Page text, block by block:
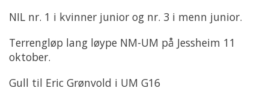
NIL nr. 1 i kvinner junior og nr. 3 i menn junior.
Terrengløp lang løype NM-UM på Jessheim 11
oktober.
Gull til Eric Grønvold i UM G16